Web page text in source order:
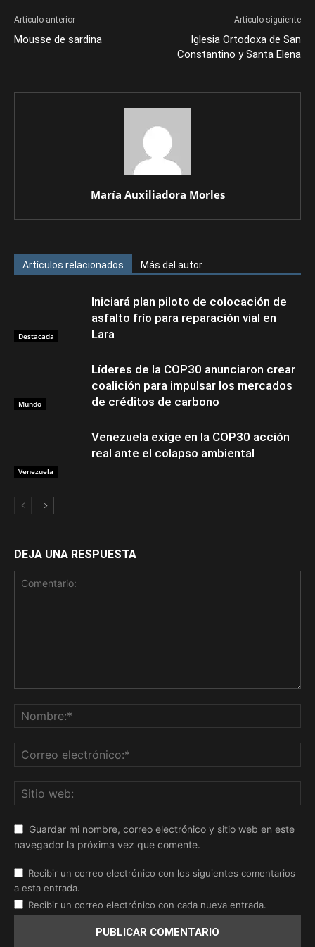
Artículo anterior
Mousse de sardina
Artículo siguiente
Iglesia Ortodoxa de San
Constantino y Santa Elena
María Auxiliadora Morles
Artículos relacionados Más del autor
Destacada
Iniciará plan piloto de colocación de
asfalto frío para reparación vial en
Lara
Mundo
Líderes de la COP30 anunciaron crear
coalición para impulsar los mercados
de créditos de carbono
Venezuela
Venezuela exige en la COP30 acción
real ante el colapso ambiental
DEJA UNA RESPUESTA
Guardar mi nombre, correo electrónico y sitio web en este
navegador la próxima vez que comente.
Recibir un correo electrónico con los siguientes comentarios
a esta entrada.
Recibir un correo electrónico con cada nueva entrada.